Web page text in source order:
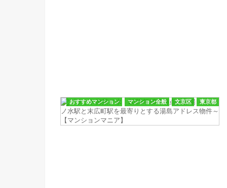
おすすめマンション マンション全般 文京区 東京都